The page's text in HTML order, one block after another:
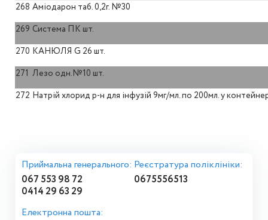
268 Аміодарон таб. 0,2г. №30
269 Система ПК шт.
270 КАНЮЛЯ G 26 шт.
271 Лезо одн.№10 шт.
272 Натрій хлорид р-н для інфузій 9мг/мл. по 200мл. у
Приймальна генерального:
067 553 98 72
0414 29 63 29
Реєстратура поліклініки:
0675556513
Електронна пошта: